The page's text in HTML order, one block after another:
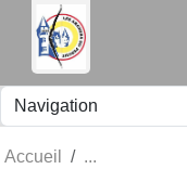
Accueil
Panneau de gestion